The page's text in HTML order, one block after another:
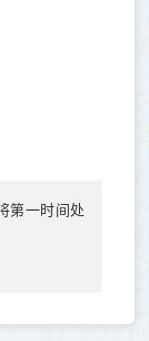
第一时间处